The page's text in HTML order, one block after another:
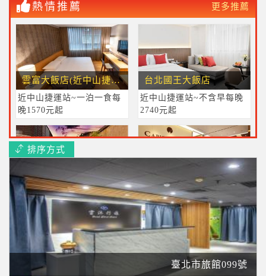
熱情推薦 更多推薦
雲富大飯店(近中山捷運站)
近中山捷運站~一泊一食每
晚1570元起
台北國王大飯店
近中山捷運站~不含早每晚
2740元起
山樂溫泉會館
北投溫泉之旅~二人住宿
2500元起
首都大飯店松山館
近松山捷運站~住宿不含早
2550元起
排序方式
臺北市旅館099號